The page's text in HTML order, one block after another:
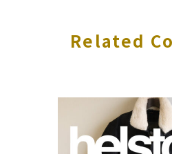
Related